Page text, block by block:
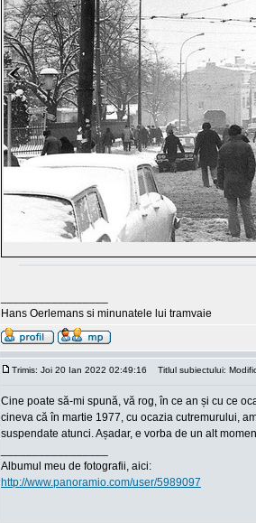
Hans Oerlemans si minunatele lui tramvaie
Trimis: Joi 20 Ian 2022 02:49:16 Titlul subiectului:
Cine poate să-mi spună, vă rog, în ce an și cu ce
cineva că în martie 1977, cu ocazia cutremurului,
suspendate atunci. Așadar, e vorba de un alt
Albumul meu de fotografii, aici:
http://www.panoramio.com/user/5989097